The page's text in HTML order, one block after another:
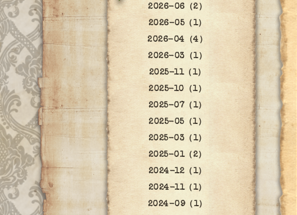
2026-06（2）
2026-05（1）
2026-04（4）
2026-03（1）
2025-11（1）
2025-10（1）
2025-07（1）
2025-05（1）
2025-03（1）
2025-01（2）
2024-12（1）
2024-11（1）
2024-09（1）